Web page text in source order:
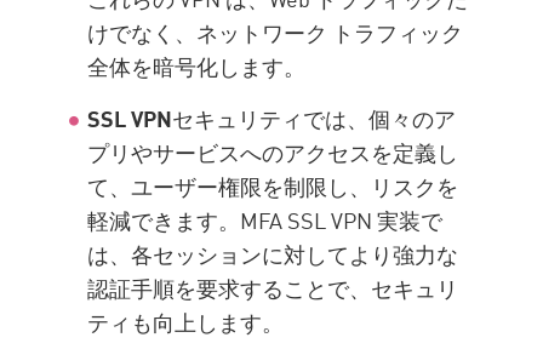
けでなく、ネットワーク トラフィック
全体を暗号化します。
SSL VPNセキュリティでは、個々のア
プリやサービスへのアクセスを定義し
て、ユーザー権限を制限し、リスクを
軽減できます。MFA SSL VPN 実装で
は、各セッションに対してより強力な
認証手順を要求することで、セキュリ
ティも向上します。